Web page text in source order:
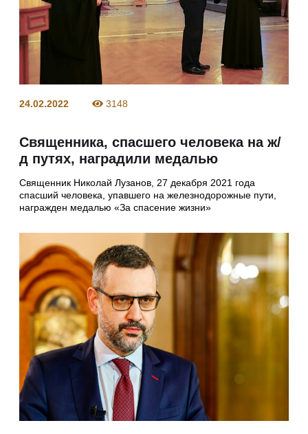
24.02.2022 3148
Священника, спасшего человека на ж/
д путях, наградили медалью
Священник Николай Лузанов, 27 декабря 2021 года
спасший человека, упавшего на железнодорожные пути,
награжден медалью «За спасение жизни»